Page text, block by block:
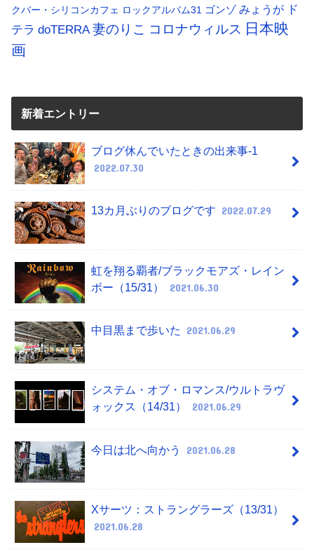
クバー・シリコンカフェ ロックアルバム31 ゴンゾ みょうが
ド
テラ doTERRA 妻のりこ コロナウィルス 日本映
画
新着エントリー
ブログ休んでいたときの出来事-1
2022.07.30
13カ月ぶりのブログです 2022.07.29
虹を翔る覇者/ブラックモアズ・レイン
ボー（15/31）
2021.06.30
中目黒まで歩いた 2021.06.29
システム・オブ・ロマンス/ウルトラヴ
ォックス（14/31）
2021.06.29
今日は北へ向かう 2021.06.28
Xサーツ：ストラングラーズ（13/31）
2021.06.28